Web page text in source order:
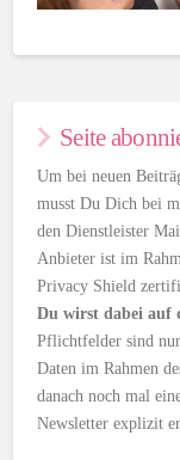
Seite
Um bei neuen
musst Du Dich bei
den Dienstleister
Anbieter ist im
Privacy Shield
Du wirst dabei auf
Pflichtfelder sind
Daten im Rahmen
danach noch mal
Newsletter explizit